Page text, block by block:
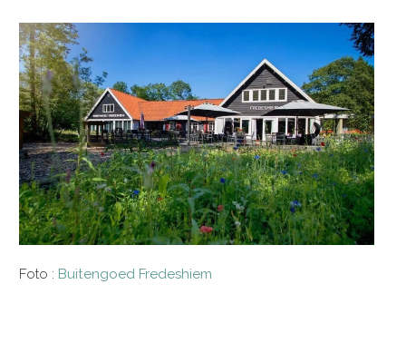
Foto : Buitengoed Fredeshiem